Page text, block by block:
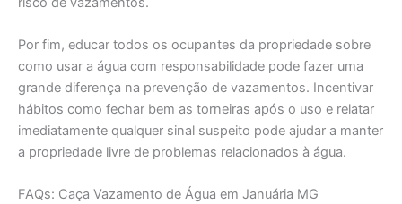
Por fim, educar todos os ocupantes da propriedade sobre
como usar a água com responsabilidade pode fazer uma
grande diferença na prevenção de vazamentos. Incentivar
hábitos como fechar bem as torneiras após o uso e relatar
imediatamente qualquer sinal suspeito pode ajudar a manter
a propriedade livre de problemas relacionados à água.
FAQs: Caça Vazamento de Água em Januária MG